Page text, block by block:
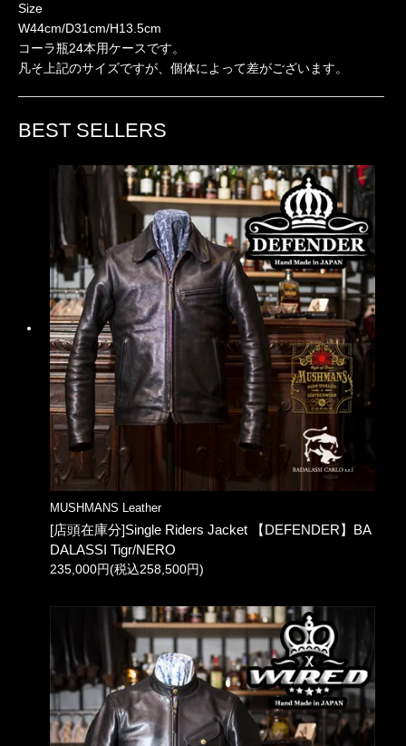
Size
W44cm/D31cm/H13.5cm
コーラ瓶24本用ケースです。
凡そ上記のサイズですが、個体によって差がございます。
BEST SELLERS
MUSHMANS Leather
[店頭在庫分]Single Riders Jacket 【DEFENDER】BA
DALASSI Tigr/NERO
235,000円(税込258,500円)